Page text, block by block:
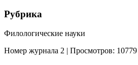
Рубрика
Филологические науки
Номер журнала 2 | Просмотров: 10779